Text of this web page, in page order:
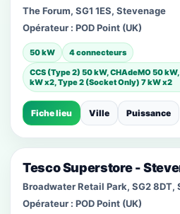
The Forum, SG1 1ES, Stevenage
Opérateur : POD Point (UK)
50 kW
4 connecteurs
CCS (Type 2) 50 kW, CHAdeMO 50
kW x2, Type 2 (Socket Only) 7 kW x2
Fiche lieu Ville Puissance
Tesco Superstore -
Broadwater Retail Park, SG2 8DT,
Opérateur : POD Point (UK)